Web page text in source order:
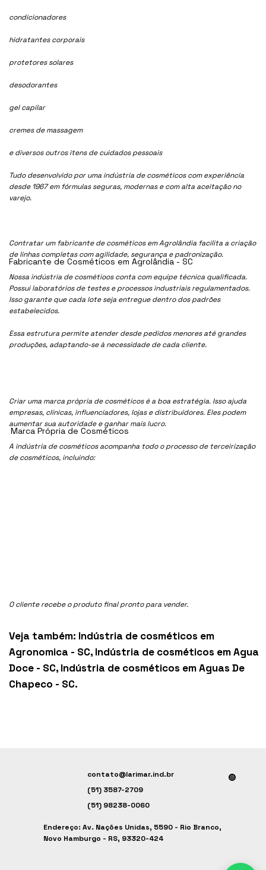
condicionadores
hidratantes corporais
protetores solares
desodorantes
gel capilar
cremes de massagem
e diversos outros itens de cuidados pessoais
Tudo desenvolvido por uma indústria de cosméticos com experiência
desde 1967 em fórmulas seguras, modernas e com alta aceitação no
varejo.
Contratar um fabricante de cosméticos em Agrolândia facilita a criação
de linhas completas com agilidade, segurança e padronização.
Nossa indústria de cosmétioos conta com equipe técnica qualificada.
Possui laboratórios de testes e processos industriais regulamentados.
Isso garante que cada lote seja entregue dentro dos padrões
estabelecidos.
Essa estrutura permite atender desde pedidos menores até grandes
produções, adaptando-se à necessidade de cada cliente.
Criar uma marca própria de cosméticos é a boa estratégia. Isso ajuda
empresas, clínicas, influenciadores, lojas e distribuidores. Eles podem
aumentar sua autoridade e ganhar mais lucro.
A indústria de cosméticos acompanha todo o processo de terceirização
de cosméticos, incluindo:
O cliente recebe o produto final pronto para vender.
Veja também: Indústria de cosméticos em
Agronomica - SC, Indústria de cosméticos em Agua
Doce - SC, Indústria de cosméticos em Aguas De
Chapeco - SC.
Fabricante de Cosméticos em Agrolândia - SC
Marca Própria de Cosméticos
contato@larimar.ind.br
(51) 3587-2709
(51) 98238-0060
Endereço: Av. Nações Unidas, 5590 - Rio Branco,
Novo Hamburgo - RS, 93320-424